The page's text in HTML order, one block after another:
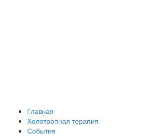
Главная
Холотропная терапия
События